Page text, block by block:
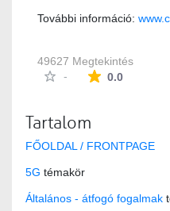
További információ:
49627 Megtekintés
-
0.0Az
Tartalom
FŐOLDAL / FRONTPAGE
5G témakör
Általános - átfogó fogalmak